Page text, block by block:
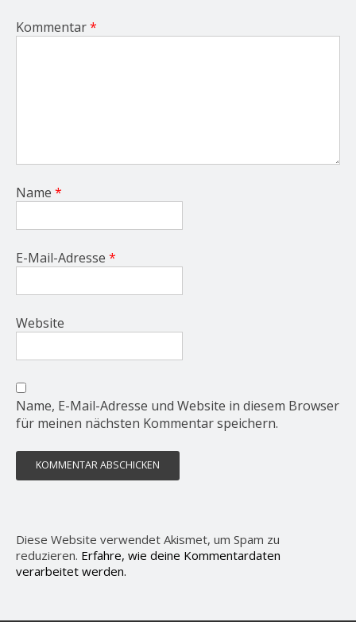
Kommentar*
Name *
E-Mail-Adresse *
Website
Name, E-Mail-Adresse und Website in diesem Browser
für meinen nächsten Kommentar speichern.
Diese Website verwendet Akismet, um Spam zu
reduzieren. Erfahre, wie deine Kommentardaten
verarbeitet werden.